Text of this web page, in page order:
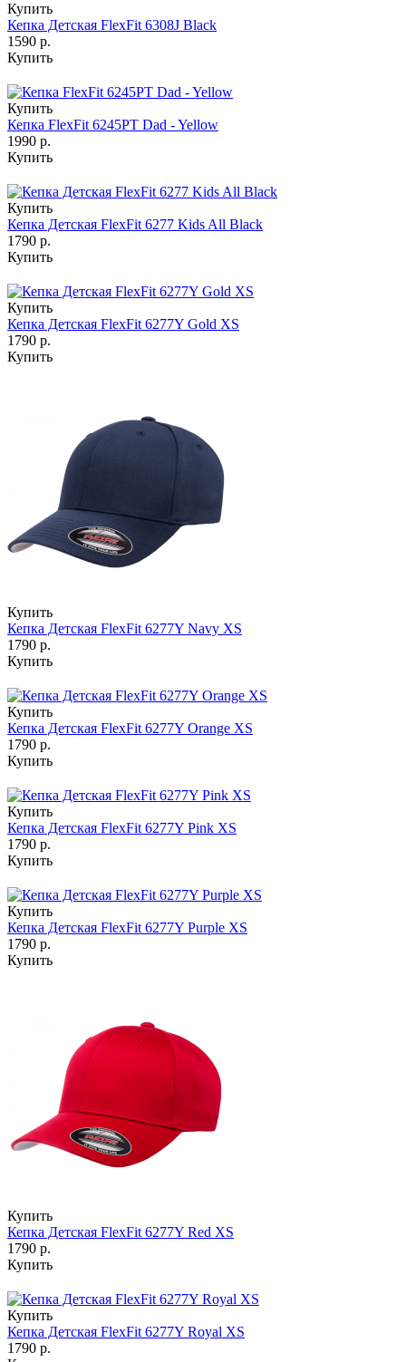
Купить
Кепка Детская FlexFit 6308J Black
1590 р.
Купить
Купить
Кепка FlexFit 6245PT Dad - Yellow
1990 р.
Купить
Купить
Кепка Детская FlexFit 6277 Kids All Black
1790 р.
Купить
Купить
Кепка Детская FlexFit 6277Y Gold XS
1790 р.
Купить
Купить
Кепка Детская FlexFit 6277Y Navy XS
1790 р.
Купить
Купить
Кепка Детская FlexFit 6277Y Orange XS
1790 р.
Купить
Купить
Кепка Детская FlexFit 6277Y Pink XS
1790 р.
Купить
Купить
Кепка Детская FlexFit 6277Y Purple XS
1790 р.
Купить
Купить
Кепка Детская FlexFit 6277Y Red XS
1790 р.
Купить
Купить
Кепка Детская FlexFit 6277Y Royal XS
1790 р.